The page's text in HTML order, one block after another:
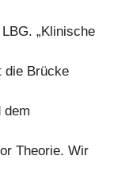
„Klinische
die Brücke
dem
Theorie. Wir